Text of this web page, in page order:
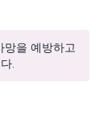
망을 예방하고
.